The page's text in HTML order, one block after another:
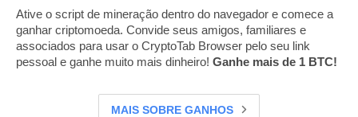
Ative o script de mineração dentro do navegador e comece a
ganhar criptomoeda. Convide seus amigos, familiares e
associados para usar o CryptoTab Browser pelo seu link
pessoal e ganhe muito mais dinheiro! Ganhe mais de 1 BTC!
MAIS SOBRE GANHOS